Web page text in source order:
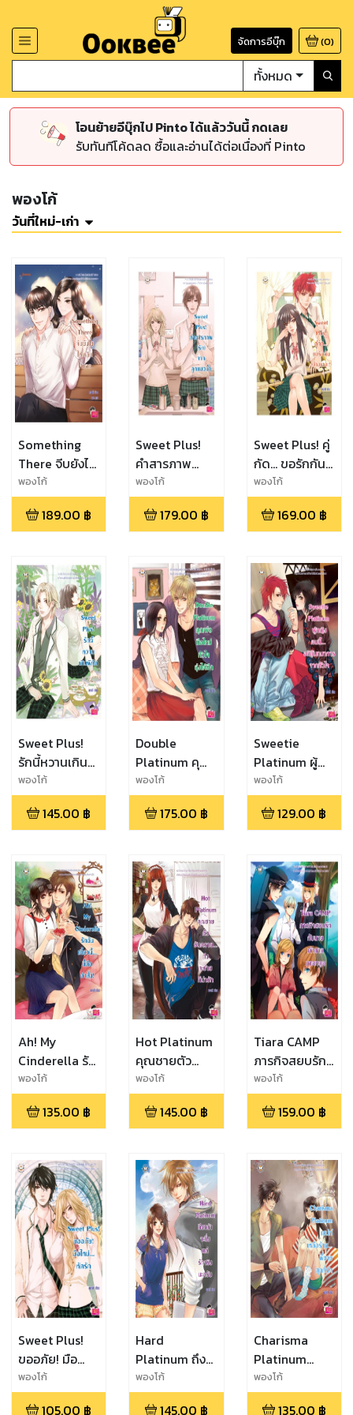
จัดการอีบุ๊ก (0)
ทั้งหมด
โอนย้ายอีบุ๊กไป Pinto ได้แล้ววันนี้ กดเลย
รับทันทีโค้ดลด ซื้อและอ่านได้ต่อเนื่องที่ Pinto
พองโก้
วันที่ใหม่-เก่า
Something
There จีบยังไง
ให้คลิกใจเธอ
พองโก้
189.00 ฿
Sweet Plus!
คำสารภาพ
(รัก) จากลูก
แมวน้ำ
พองโก้
179.00 ฿
Sweet Plus! คู่
กัด... ขอรักกัน
บ้างเถอะ!
พองโก้
169.00 ฿
Sweet Plus!
รักนี้หวานเกิน
พิกัด
พองโก้
145.00 ฿
Double
Platinum คุณ
พ่อมือใหม่ หัวใจ
ยุ่งได้อีก
พองโก้
175.00 ฿
Sweetie
Platinum ผู้
หญิงคนนี้...
อภินันทนาการ
จากหัวใจ
พองโก้
129.00 ฿
Ah! My
Cinderella รัก
ฉันเดี๋ยวนี้... นี่
คือคำสั่ง!
พองโก้
135.00 ฿
Hot Platinum
คุณชายตัว
อันตราย... ถึงจะ
ร้ายก็น่ารัก
พองโก้
145.00 ฿
Tiara CAMP
ภารกิจสยบรัก
กับนายเจ้าชาย
มาดหลุด
พองโก้
159.00 ฿
Sweet Plus!
ขออภัย! มือ
ใหม่... หัดรัก
พองโก้
105.00 ฿
Hard
Platinum ถึง
หน้าจะนิ่งแต่รัก
จริงนะครับ
พองโก้
145.00 ฿
Charisma
Platinum
เสน่ห์เหลือร้าย...
พี่ชายสุดที่รัก
พองโก้
135.00 ฿